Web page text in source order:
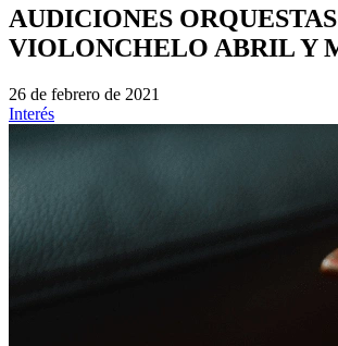
AUDICIONES
VIOLONCHELO ABRIL Y
26 de febrero de 2021
Interés